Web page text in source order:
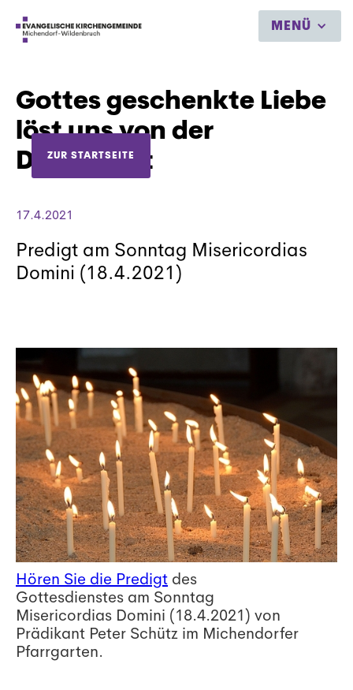
MENÜ
ZUR STARTSEITE
Gottes geschenkte Liebe
löst uns von der
Dunkelheit
17.4.2021
Predigt am Sonntag Misericordias
Domini (18.4.2021)
Hören Sie die Predigt des
Gottesdienstes am Sonntag
Misericordias Domini (18.4.2021) von
Prädikant Peter Schütz im Michendorfer
Pfarrgarten.